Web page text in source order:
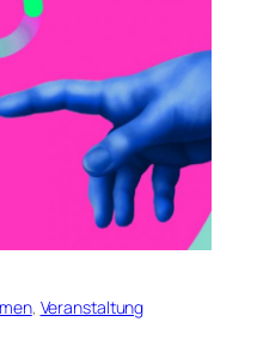
, Veranstaltung